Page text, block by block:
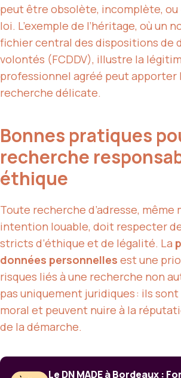
peut être obsolète, incomplète, ou
loi. L’exemple de l’héritage, où un
fichier central des dispositions de
volontés (FCDDV), illustre la
professionnel agréé peut apporter
recherche délicate.
Bonnes pratiques
recherche
éthique
Toute recherche d’adresse, même
intention louable, doit respecter
stricts d’éthique et de légalité. La
données personnelles est une
risques liés à une recherche non
pas uniquement juridiques : ils sont
moral et peuvent nuire à la
de la démarche.
Le DN MADE à Bordeaux :